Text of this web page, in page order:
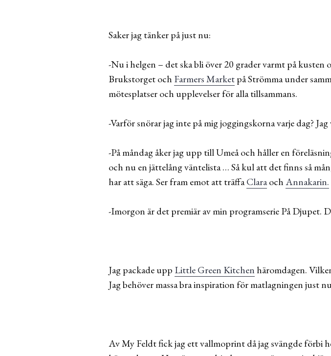
Saker jag tänker på just nu:
-Nu i helgen – det ska bli över 20 grader varmt på kusten
Brukstorget och Farmers Marketpå Strömma under
mötesplatser och upplevelser för alla tillsammans.
-Varför snörar jag inte på mig joggingskorna varje dag?
-På måndag åker jag upp till Umeå och håller en
och nu en jättelång väntelista … Så kul att det finns så
har att säga. Ser fram emot att träffaClaraochAnnakarin.
-Imorgon är det premiär av min programserie På Djupet.
Jag packade upp Little Green Kitchen häromdagen.
Jag behöver massa bra inspiration för matlagningen just
Av My Feldt fick jag ett vallmoprint då jag svängde förbi